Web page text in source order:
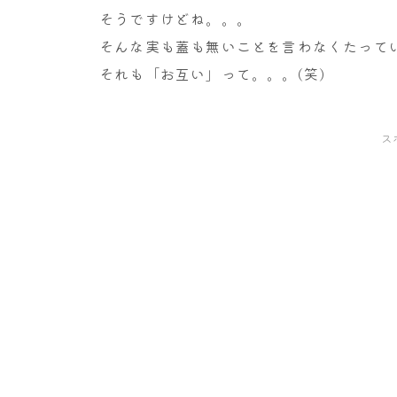
そうですけどね。。。
そんな実も蓋も無いことを言わなくたって
それも「お互い」って。。。(笑)
ス